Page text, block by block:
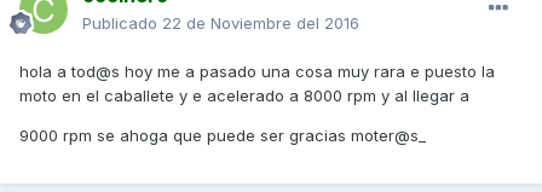
Publicado 22 de Noviembre del 2016
hola a tod@s hoy me a pasado una cosa muy rara e puesto la
moto en el caballete y e acelerado a 8000 rpm y al llegar a
9000 rpm se ahoga que puede ser gracias moter@s_